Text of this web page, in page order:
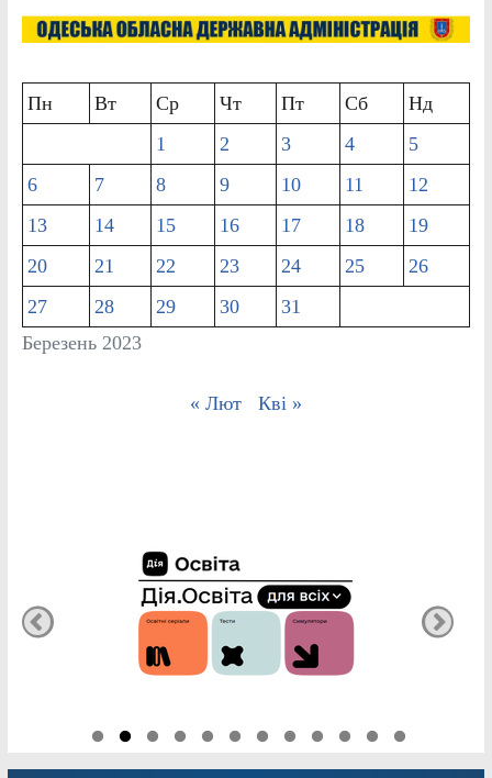
Березень 2023
Пн Вт Ср Чт Пт Сб
Нд
1
2 3 4
5
6
7 8 9 10 11
12
13
14 15 16 17 18
19
20
21 22 23 24 25
26
27
28 29 30 31
« Лют Кві »